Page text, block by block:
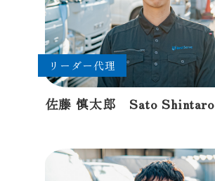
リーダー代理
佐藤 慎太郎 Sato Shintaro